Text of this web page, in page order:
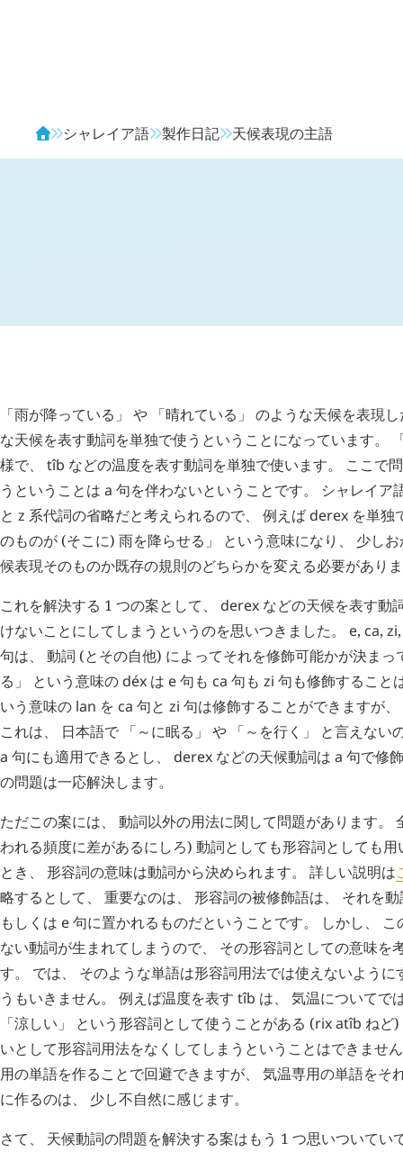
シャレイア語 製作日記 天候表現の主語
「雨が降っている」 や 「晴れている」 のような天候を表現
な天候を表す動詞を単独で使うということになっています。
様で、 tîb などの温度を表す動詞を単独で使います。 ここで
うということは a 句を伴わないということです。 シャレイア
と z 系代詞の省略だと考えられるので、 例えば derex を単独
のものが (そこに) 雨を降らせる」 という意味になり、 少し
候表現そのものか既存の規則のどちらかを変える必要があり
これを解決する 1 つの案として、 derex などの天候を表す動
けないことにしてしまうというのを思いつきました。 e, ca, zi
句は、 動詞 (とその自他) によってそれを修飾可能かが決まっ
る」 という意味の déx は e句も ca 句も zi 句も修飾すること
いう意味の lan を ca 句と zi 句は修飾することができますが、
これは、 日本語で 「～に眠る」 や 「～を行く」 と言えない
a 句にも適用できるとし、 derex などの天候動詞は a 句で修
の問題は一応解決します。
ただこの案には、 動詞以外の用法に関して問題があります。
われる頻度に差があるにしろ) 動詞としても形容詞としても
とき、 形容詞の意味は動詞から決められます。 詳しい説明は
略するとして、 重要なのは、 形容詞の被修飾語は、 それを
もしくは e句に置かれるものだということです。 しかし、
ない動詞が生まれてしまうので、 その形容詞としての意味を
す。 では、 そのような単語は形容詞用法では使えないよう
うもいきません。 例えば温度を表す tîb は、 気温についてで
「涼しい」 という形容詞として使うことがある (rixatîb ねど
いとして形容詞用法をなくしてしまうということはできませ
用の単語を作ることで回避できますが、 気温専用の単語をそ
に作るのは、 少し不自然に感じます。
さて、 天候動詞の問題を解決する案はもう 1 つ思いついてい